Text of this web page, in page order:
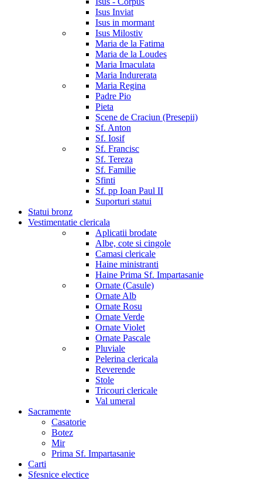
Isus Inviat
Isus in mormant
Isus Milostiv
Maria de la Fatima
Maria de la Loudes
Maria Imaculata
Maria Indurerata
Maria Regina
Padre Pio
Pieta
Scene de Craciun (Presepii)
Sf. Anton
Sf. Iosif
Sf. Francisc
Sf. Tereza
Sf. Familie
Sfinti
Sf. pp Ioan Paul II
Suporturi statui
Statui bronz
Vestimentatie clericala
Aplicatii brodate
Albe, cote si cingole
Camasi clericale
Haine ministranti
Haine Prima Sf. Impartasanie
Ornate (Casule)
Ornate Alb
Ornate Rosu
Ornate Verde
Ornate Violet
Ornate Pascale
Pluviale
Pelerina clericala
Reverende
Stole
Tricouri clericale
Val umeral
Sacramente
Casatorie
Botez
Mir
Prima Sf. Impartasanie
Carti
Sfesnice electice